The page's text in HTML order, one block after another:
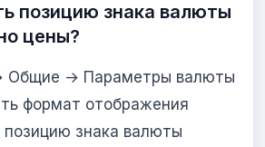
позицию знака валюты
цены?
Общие → Параметры валюты
формат отображения
знака валюты